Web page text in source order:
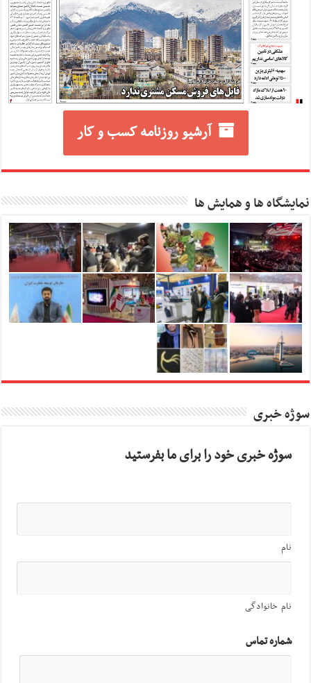
آرشیو روزنامه کسب و کار
نمایشگاه ها و همایش ها
سوژه خبری
سوژه خبری خود را برای ما بفرستید
نام
نام خانوادگی
شماره تماس